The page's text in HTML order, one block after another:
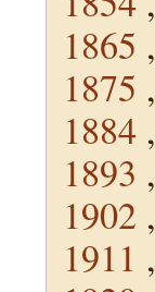
1865 ,
1875 ,
1884 ,
1893 ,
1902 ,
1911 ,